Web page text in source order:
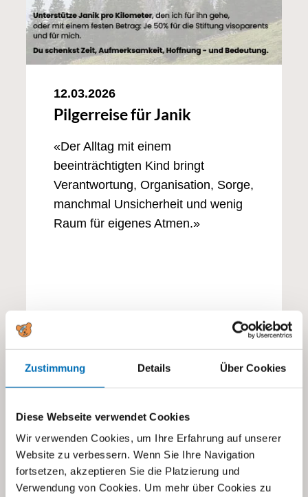
Zustimmung Details Über Cookies
Diese Webseite verwendet Cookies
Wir verwenden Cookies, um Ihre Erfahrung auf unserer
Website zu verbessern. Wenn Sie Ihre Navigation
fortsetzen, akzeptieren Sie die Platzierung und
Verwendung von Cookies. Um mehr über Cookies zu
12.03.2026
Pilgerreise für Janik
«Der Alltag mit einem
beeinträchtigten Kind bringt
Verantwortung, Organisation, Sorge,
manchmal Unsicherheit und wenig
Raum für eigenes Atmen.»
0